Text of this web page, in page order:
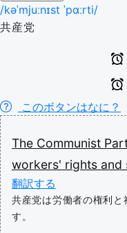
/kəˈmjuːnɪst ˈpɑːrti/
共産党
このボタンはなに？
The Communist
workers' rights and
翻訳する
共産党は労働者の権利と
す。